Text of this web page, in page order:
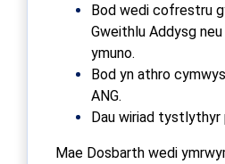
Bod wedi cofrestru
Gweithlu Addysg
ymuno.
Bod yn athro
ANG.
Dau wiriad
Mae Dosbarth wedi